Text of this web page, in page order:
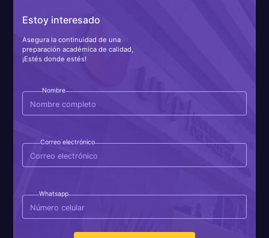
Estoy interesado
Asegura la continuidad de una
preparación académica de calidad,
¡Estés donde estés!
Nombre
Correo electrónico
Whatsapp